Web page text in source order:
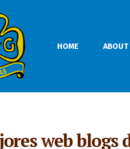
HOME ABOUT
web blogs